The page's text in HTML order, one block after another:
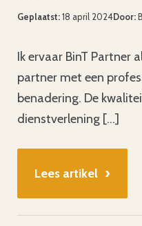
Geplaatst:18 april 2024Door:
Ik ervaar BinT Partner
partner met een
benadering. De
dienstverlening […]
Lees artikel ›